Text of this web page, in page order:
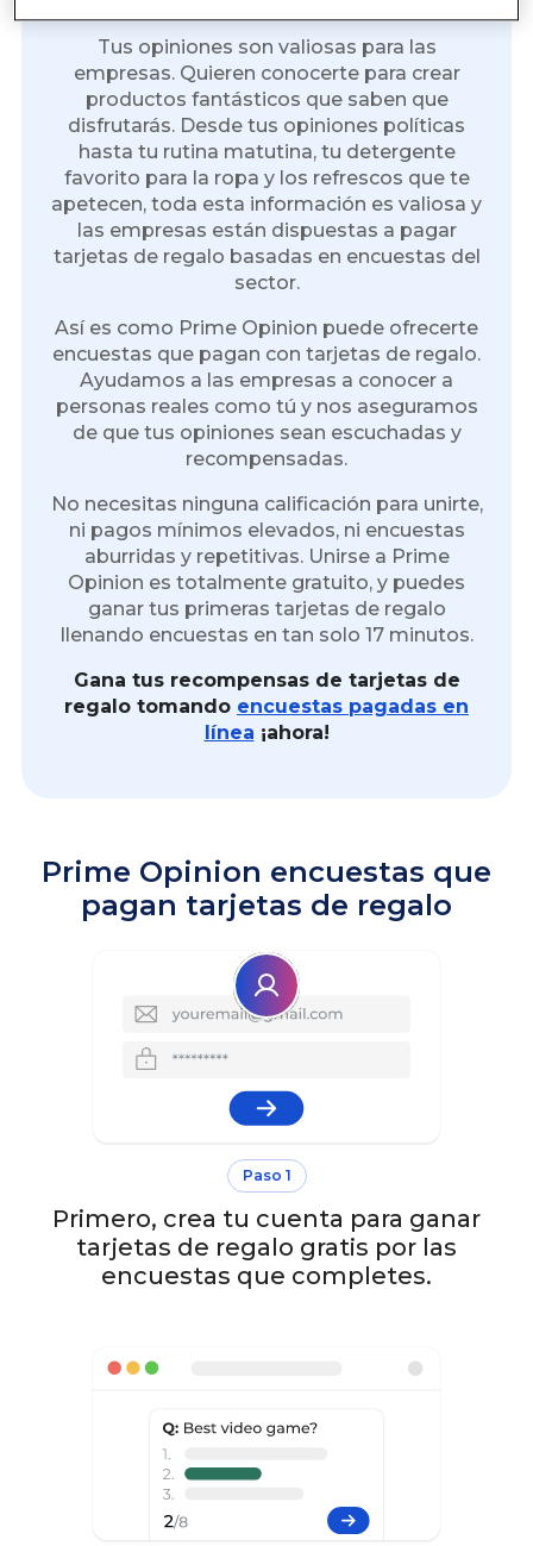
Tus opiniones son valiosas para las
empresas. Quieren conocerte para crear
productos fantásticos que saben que
disfrutarás. Desde tus opiniones políticas
hasta tu rutina matutina, tu detergente
favorito para la ropa y los refrescos que te
apetecen, toda esta información es valiosa y
las empresas están dispuestas a pagar
tarjetas de regalo basadas en encuestas del
sector.
Así es como Prime Opinion puede ofrecerte
encuestas que pagan con tarjetas de regalo.
Ayudamos a las empresas a conocer a
personas reales como tú y nos aseguramos
de que tus opiniones sean escuchadas y
recompensadas.
No necesitas ninguna calificación para unirte,
ni pagos mínimos elevados, ni encuestas
aburridas y repetitivas. Unirse a Prime
Opinion es totalmente gratuito, y puedes
ganar tus primeras tarjetas de regalo
llenando encuestas en tan solo 17 minutos.
Gana tus recompensas de tarjetas de
regalo tomando encuestas pagadas en
línea ¡ahora!
Prime Opinion encuestas que
pagan tarjetas de regalo
Paso 1
Primero, crea tu cuenta para ganar
tarjetas de regalo gratis por las
encuestas que completes.